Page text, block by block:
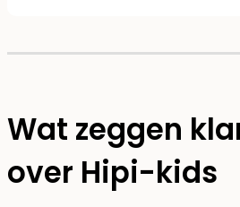
Wat zeggen
over Hipi-kids